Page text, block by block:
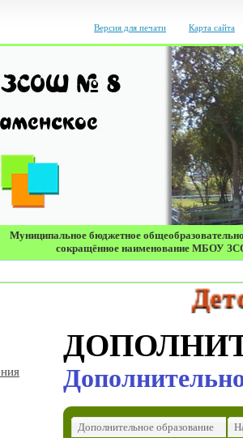
Версия для печати Карта сайта
Муниципальное бюджетное
сокращённое наименование МБОУ
Дополнительное образование